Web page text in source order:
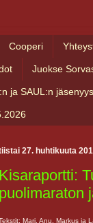
Cooperi
Juokse
ja SAUL:n jäsenyys
27. huhtikuuta
Kisaraportti:
puolimaraton
Mari, Anu, Markus ja